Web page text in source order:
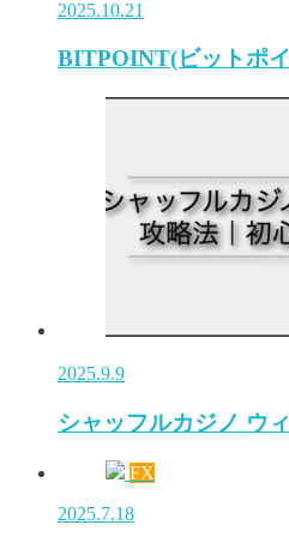
2025.10.21
BITPOINT(ビットポ
2025.9.9
シャッフルカジノ ウ
FX
2025.7.18